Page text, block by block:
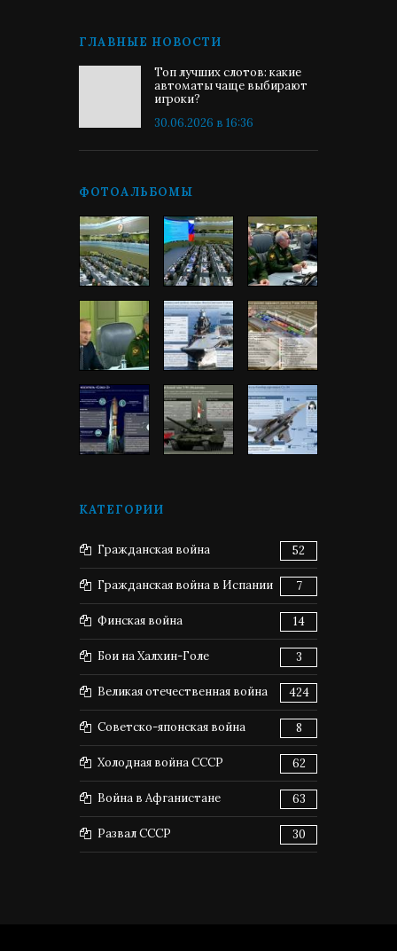
ГЛАВНЫЕ НОВОСТИ
Топ лучших слотов: какие
автоматы чаще выбирают
игроки?
30.06.2026 в 16:36
ФОТОАЛЬБОМЫ
КАТЕГОРИИ
Гражданская война 52
Гражданская война в Испании 7
Финская война 14
Бои на Халхин-Голе 3
Великая отечественная война 424
Советско-японская война 8
Холодная война СССР 62
Война в Афганистане 63
Развал СССР 30